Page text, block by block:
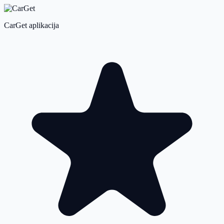
CarGet aplikacija